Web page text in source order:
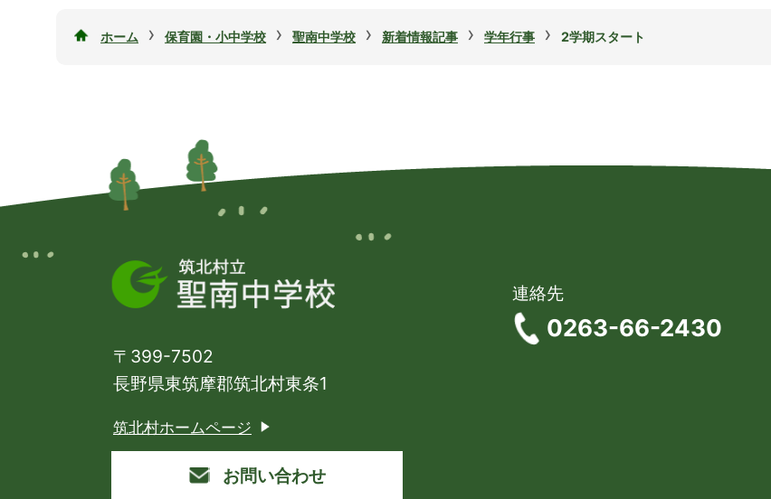
ホーム › 保育園・小中学校 › 聖南中学校 › 新着情報記事 › 学年行事 › 2学期スタート
〒399-7502
長野県東筑摩郡筑北村東条1
筑北村ホームページ
お問い合わせ
連絡先
0263-66-2430